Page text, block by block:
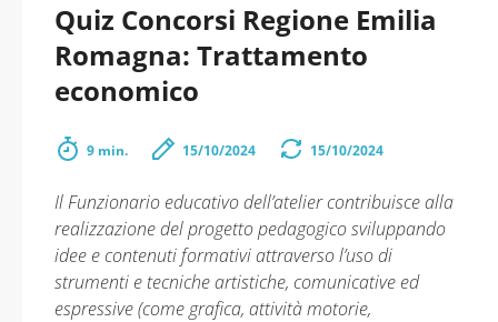
Quiz Concorsi Regione Emilia
Romagna: Trattamento
economico
9 min. 15/10/2024 15/10/2024
Il Funzionario educativo dell’atelier contribuisce alla
realizzazione del progetto pedagogico sviluppando
idee e contenuti formativi attraverso l’uso di
strumenti e tecniche artistiche, comunicative ed
espressive (come grafica, attività motorie,